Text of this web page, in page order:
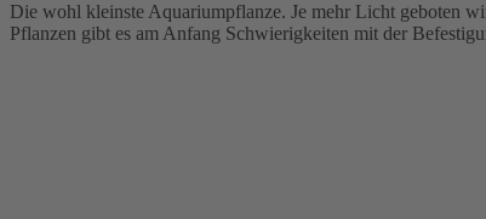
Die wohl kleinste Aquariumpflanze. Je mehr Licht geboten
Pflanzen gibt es am Anfang Schwierigkeiten mit der